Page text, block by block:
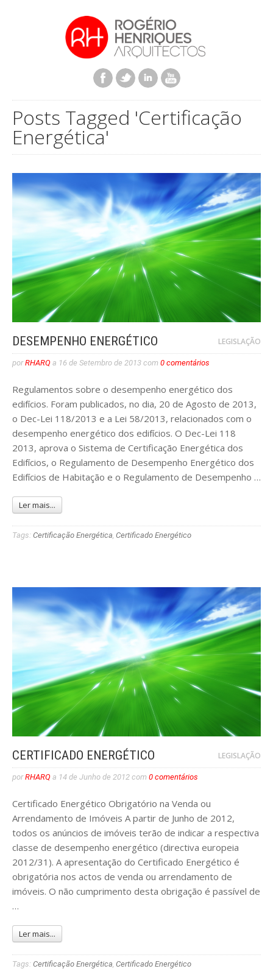
Posts Tagged 'Certificação
Energética'
DESEMPENHO ENERGÉTICO LEGISLAÇÃO
por RHARQ a 16 de Setembro de 2013 com 0 comentários
Regulamentos sobre o desempenho energético dos
edifícios. ​Foram publicados, no dia, 20 de Agosto de 2013,
o Dec-Lei 118/2013 e a Lei 58/2013, relacionados com o
desempenho energético dos edifícios. O Dec-Lei 118
2013, aprova o Sistema de Certificação Energética dos
Edifícios, o Regulamento de Desempenho Energético dos
Edifícios de Habitação e o Regulamento de Desempenho …
Ler mais...
Tags: Certificação Energética, Certificado Energético
CERTIFICADO ENERGÉTICO LEGISLAÇÃO
por RHARQ a 14 de Junho de 2012 com 0 comentários
Certificado Energético Obrigatório na Venda ou
Arrendamento de Imóveis A partir de Junho de 2012,
todos os anúncios de imóveis terão de indicar a respectiva
classe de desempenho energético (directiva europeia
2012/31). A apresentação do Certificado Energético é
obrigatória nos actos de venda ou arrendamento de
imóveis. O não cumprimento desta obrigação é passível de
…
Ler mais...
Tags: Certificação Energética, Certificado Energético